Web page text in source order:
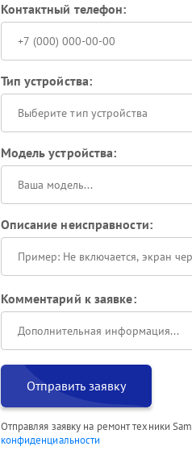
Контактный телефон:
Тип устройства:
Выберите тип устройства
Модель устройства:
Описание неисправности:
Комментарий к заявке:
Отправить заявку
Отправляя заявку на ремонт техники
конфиденциальности